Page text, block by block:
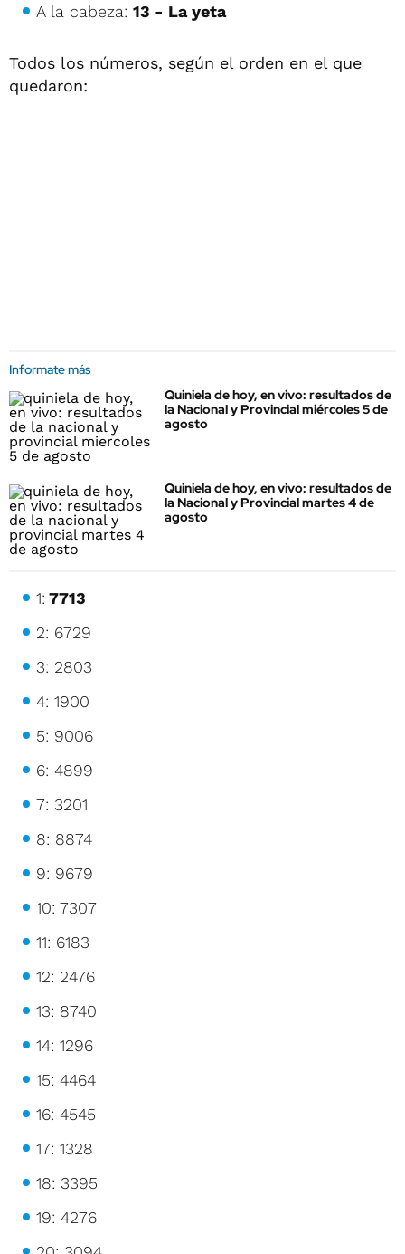
A la cabeza: 13 - La yeta
Todos los números, según el orden en el que
quedaron:
Informate más
Quiniela de hoy, en vivo: resultados de
la Nacional y Provincial miércoles 5 de
agosto
Quiniela de hoy, en vivo: resultados de
la Nacional y Provincial martes 4 de
agosto
1: 7713
2: 6729
3: 2803
4: 1900
5: 9006
6: 4899
7: 3201
8: 8874
9: 9679
10: 7307
11: 6183
12: 2476
13: 8740
14: 1296
15: 4464
16: 4545
17: 1328
18: 3395
19: 4276